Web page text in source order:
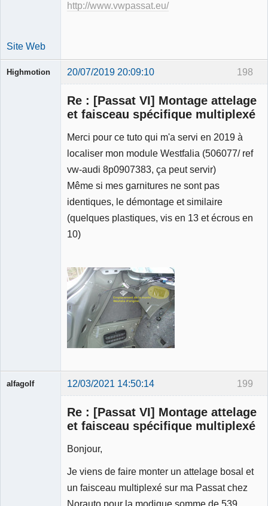
http://www.vwpassat.eu/
Site Web
198
Highmotion 20/07/2019 20:09:10
Re : [Passat VI] Montage attelage
et faisceau spécifique multiplexé
Merci pour ce tuto qui m'a servi en 2019 à
localiser mon module Westfalia (506077/ ref
vw-audi 8p0907383, ça peut servir)
Même si mes garnitures ne sont pas
identiques, le démontage et similaire
(quelques plastiques, vis en 13 et écrous en
10)
199
alfagolf 12/03/2021 14:50:14
Re : [Passat VI] Montage attelage
et faisceau spécifique multiplexé
Bonjour,
Je viens de faire monter un attelage bosal et
un faisceau multiplexé sur ma Passat chez
Norauto pour la modique somme de 539